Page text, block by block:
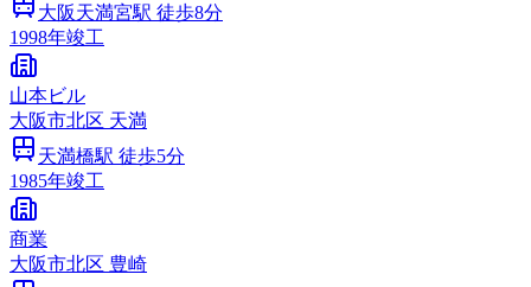
大阪天満宮駅 徒歩8分
1998年竣工
山本ビル
大阪市北区 天満
天満橋駅 徒歩5分
1985年竣工
商業
大阪市北区 豊崎